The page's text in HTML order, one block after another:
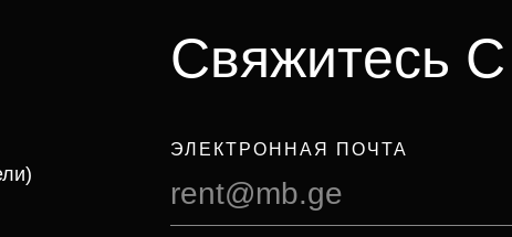
Свяжитесь С
ЭЛЕКТРОННАЯ ПОЧТА
rent@mb.ge